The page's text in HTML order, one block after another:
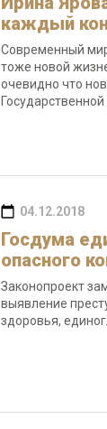
каждый
Современный
тоже новой
очевидно что
04.12.2018
Госдума
опасного
Законопроект
выявление
здоровья,